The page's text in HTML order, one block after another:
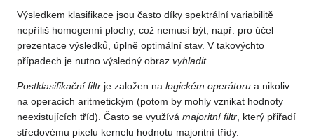
Výsledkem klasifikace jsou často díky spektrální variabilitě
nepříliš homogenní plochy, což nemusí být, např. pro účel
prezentace výsledků, úplně optimální stav. V takovýchto
případech je nutno výsledný obraz vyhladit.
Postklasifikační filtr je založen na logickém operátoru a nikoliv
na operacích aritmetickým (potom by mohly vznikat hodnoty
neexistujících tříd). Často se využívá majoritní filtr, který přiřadí
středovému pixelu kernelu hodnotu majoritní třídy.